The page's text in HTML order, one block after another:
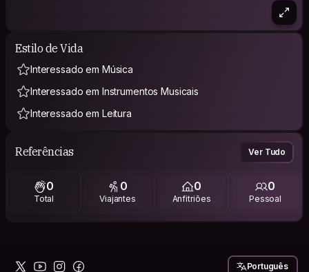
Estilo de Vida
Interessado em Música
Interessado em Instrumentos Musicais
Interessado em Leitura
Referências Ver Tudo
0
Total
0
Viajantes
0
Anfitriões
0
Pessoal
Português